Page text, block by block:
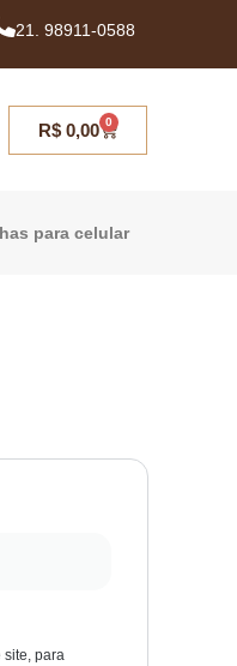
21. 98911-0588
R$0,00 0
para celular
site, para